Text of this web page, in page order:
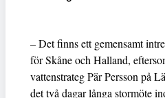
– Det finns ett gemensamt
för Skåne och Halland,
vattenstrateg Pär Persson på
det två dagar långa stormöte